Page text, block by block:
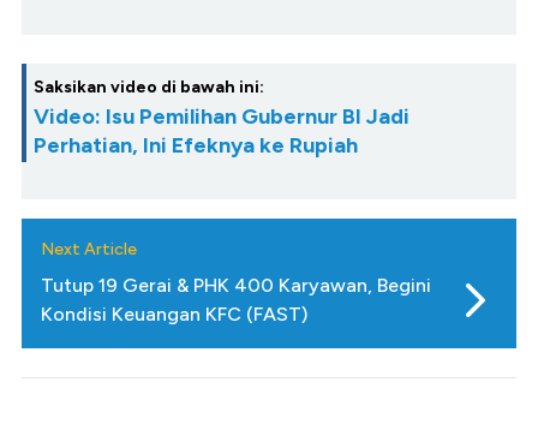
Saksikan video di bawah ini:
Video: Isu Pemilihan Gubernur BI Jadi
Perhatian, Ini Efeknya ke Rupiah
Next Article
Tutup 19 Gerai & PHK 400 Karyawan, Begini
Kondisi Keuangan KFC (FAST)